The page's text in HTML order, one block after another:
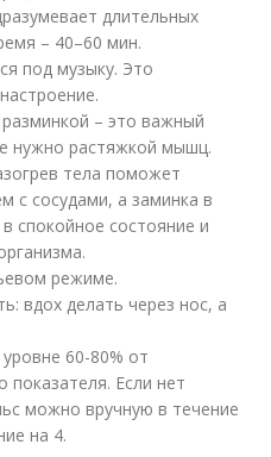
длительных
– 40–60 мин.
под музыку. Это
– это важный
нужно растяжкой мышц.
тела поможет
с сосудами, а заминка в
спокойное состояние и
режиме.
вдох делать через нос, а
60-80% от
показателя. Если нет
можно вручную в течение
на 4.